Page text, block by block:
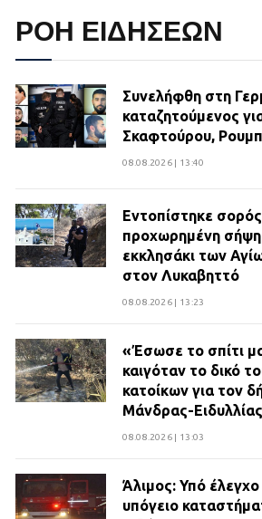
ΡΟΗ ΕΙΔΗΣΕΩΝ
Συνελήφθη στη
καταζητούμενος
Σκαφτούρου,
08.08.2026 | 13:40
Εντοπίστηκε
προχωρημένη σήψη
εκκλησάκι των
στον Λυκαβηττό
08.08.2026 | 13:23
«Έσωσε το σπίτι
καιγόταν το δικό
κατοίκων για τον
Μάνδρας-Ειδυλλίας
08.08.2026 | 13:03
Άλιμος: Υπό
υπόγειο